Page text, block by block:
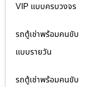
VIP แบบครบวงจร
รถตู้เช่าพร้อมคนขับ
แบบรายวัน
รถตู้เช่าพร้อมคนขับ